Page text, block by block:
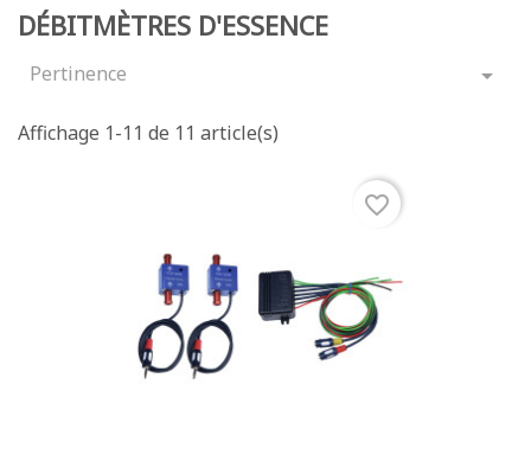
DÉBITMÈTRES D'ESSENCE
Pertinence 
Affichage 1-11 de 11 article(s)
favorite_border